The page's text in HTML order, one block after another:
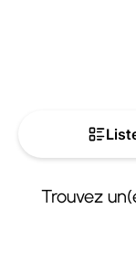
Trouvez